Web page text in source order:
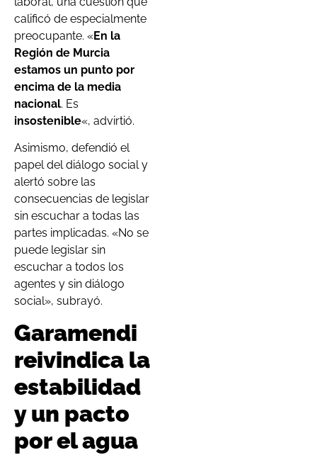
calificó de especialmente
preocupante. «En la
Región de Murcia
estamos un punto por
encima de la media
nacional. Es
insostenible«, advirtió.
Asimismo, defendió el
papel del diálogo social y
alertó sobre las
consecuencias de legislar
sin escuchar a todas las
partes implicadas. «No se
puede legislar sin
escuchar a todos los
agentes y sin diálogo
social», subrayó.
Garamendi
reivindica la
estabilidad
y un pacto
por el agua